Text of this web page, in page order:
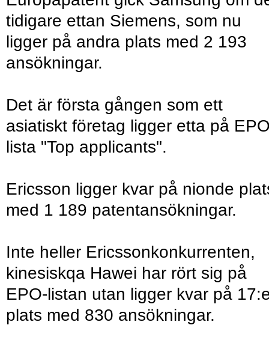
tidigare ettan Siemens, som nu
ligger på andra plats med 2 193
ansökningar.
Det är första gången som ett
asiatiskt företag ligger etta på
lista "Top applicants".
Ericsson ligger kvar på nionde
med 1 189 patentansökningar.
Inte heller Ericssonkonkurrenten,
kinesiskqa Hawei har rört sig på
EPO-listan utan ligger kvar på
plats med 830 ansökningar.